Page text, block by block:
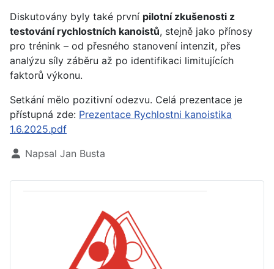
Diskutovány byly také první pilotní zkušenosti z
testování rychlostních kanoistů, stejně jako přínosy
pro trénink – od přesného stanovení intenzit, přes
analýzu síly záběru až po identifikaci limitujících
faktorů výkonu.
Setkání mělo pozitivní odezvu. Celá prezentace je
přístupná zde: Prezentace Rychlostni kanoistika
1.6.2025.pdf
Základní údaje
Napsal Jan Busta